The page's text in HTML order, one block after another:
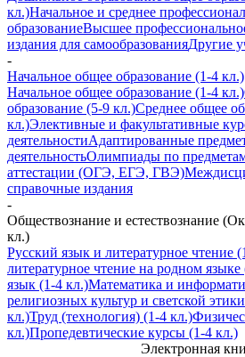
кл.)Начальное и среднее
образованиеВысшее
издания для самообразованияДругие
-
Начальное общее образование (1-4 кл.)
Начальное общее образование (1-4 кл.)
образование (5-9 кл.)Среднее общее
кл.)Элективные и факультативные
деятельностиАдаптированные
деятельностьОлимпиады по
аттестации (ОГЭ, ЕГЭ, ГВЭ)
справочные издания
-
Обществознание и естествознание
кл.)
Русский язык и литературное чтение
литературное чтение на родном языке
язык (1-4 кл.)Математика и
религиозных культур и светской
кл.)Труд (технология) (1-4 кл.)
кл.)Пропедевтические курсы (1-4 кл.)
Электронная